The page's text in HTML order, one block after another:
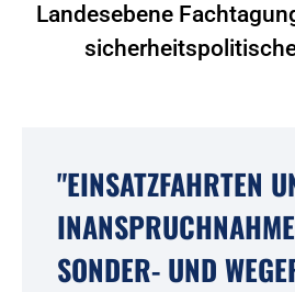
Landesebene
"EINSATZFAHRTEN
SONDER- UND